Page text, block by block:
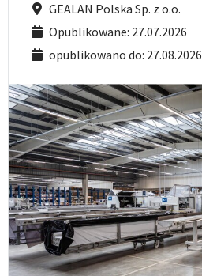
GEALAN Polska Sp. z o.o.
Opublikowane: 27.07.2026
opublikowano do: 27.08.2026